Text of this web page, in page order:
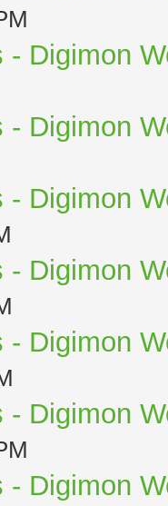
- Digimon
- Digimon
- Digimon
- Digimon
- Digimon
- Digimon
- Digimon